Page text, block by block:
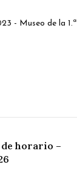
- Museo de la 1.ª
horario –